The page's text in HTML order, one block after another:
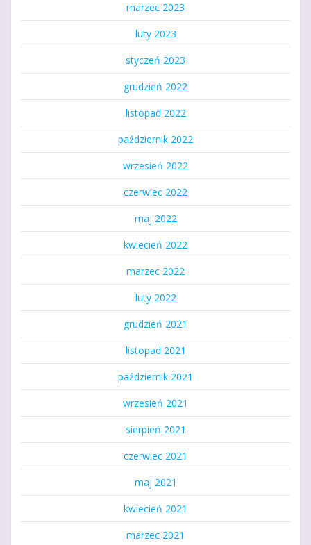
marzec 2023
luty 2023
styczeń 2023
grudzień 2022
listopad 2022
październik 2022
wrzesień 2022
czerwiec 2022
maj 2022
kwiecień 2022
marzec 2022
luty 2022
grudzień 2021
listopad 2021
październik 2021
wrzesień 2021
sierpień 2021
czerwiec 2021
maj 2021
kwiecień 2021
marzec 2021